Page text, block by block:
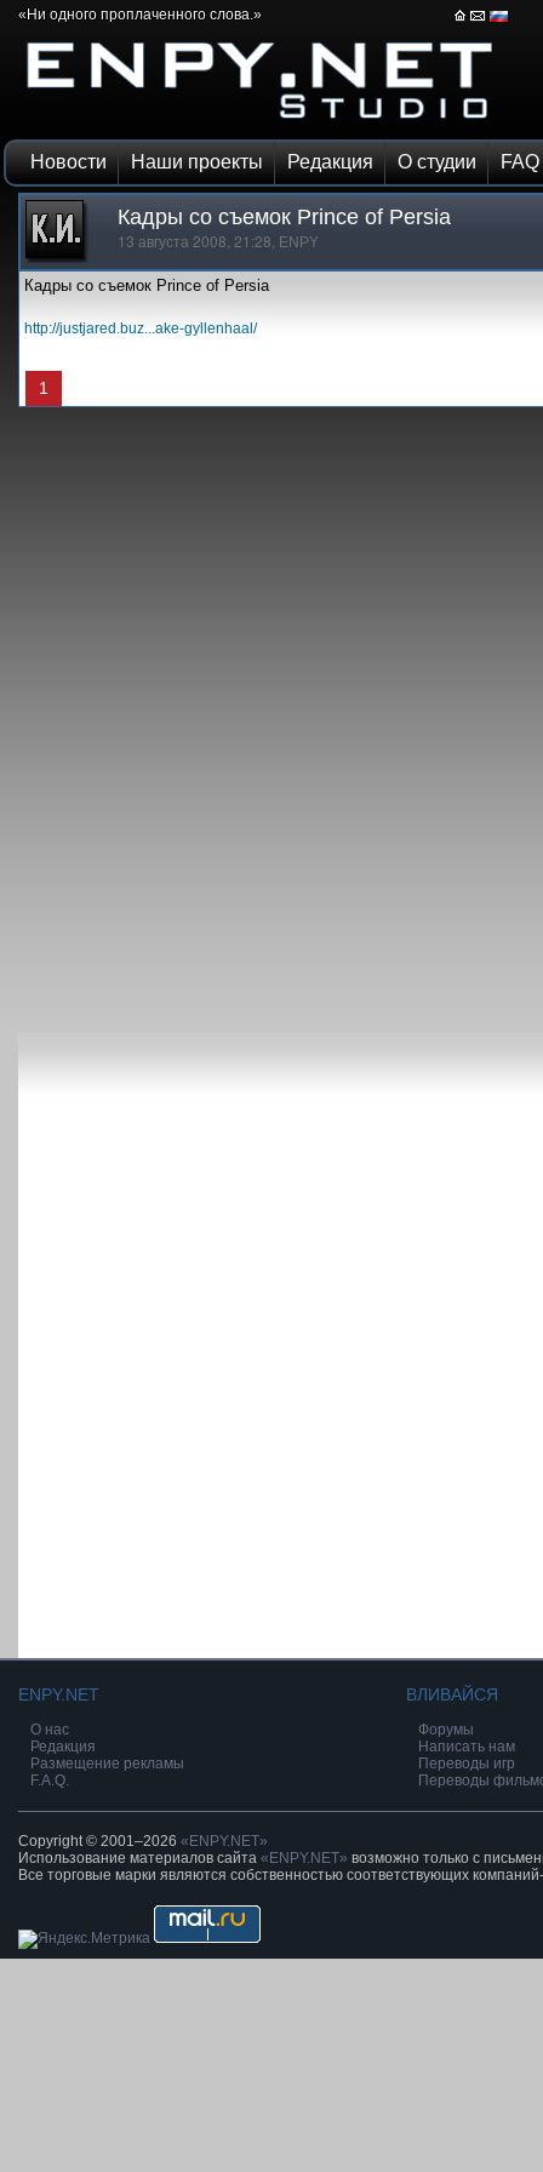
«Ни одного проплаченного слова.»
Новости Наши проекты Редакция О студии FAQ
Кадры со съемок Prince of Persia
13 августа 2008, 21:28, ENPY
Кадры со съемок Prince of Persia
http://justjared.buz...ake-gyllenhaal/
1
ENPY.NET
О нас
Редакция
Размещение рекламы
F.A.Q.
ВЛИВАЙСЯ
Форумы
Написать нам
Переводы игр
Переводы
Copyright © 2001–2026 «ENPY.NET»
Использование материалов сайта «ENPY.NET» возможно только с
Все торговые марки являются собственностью соответствующих